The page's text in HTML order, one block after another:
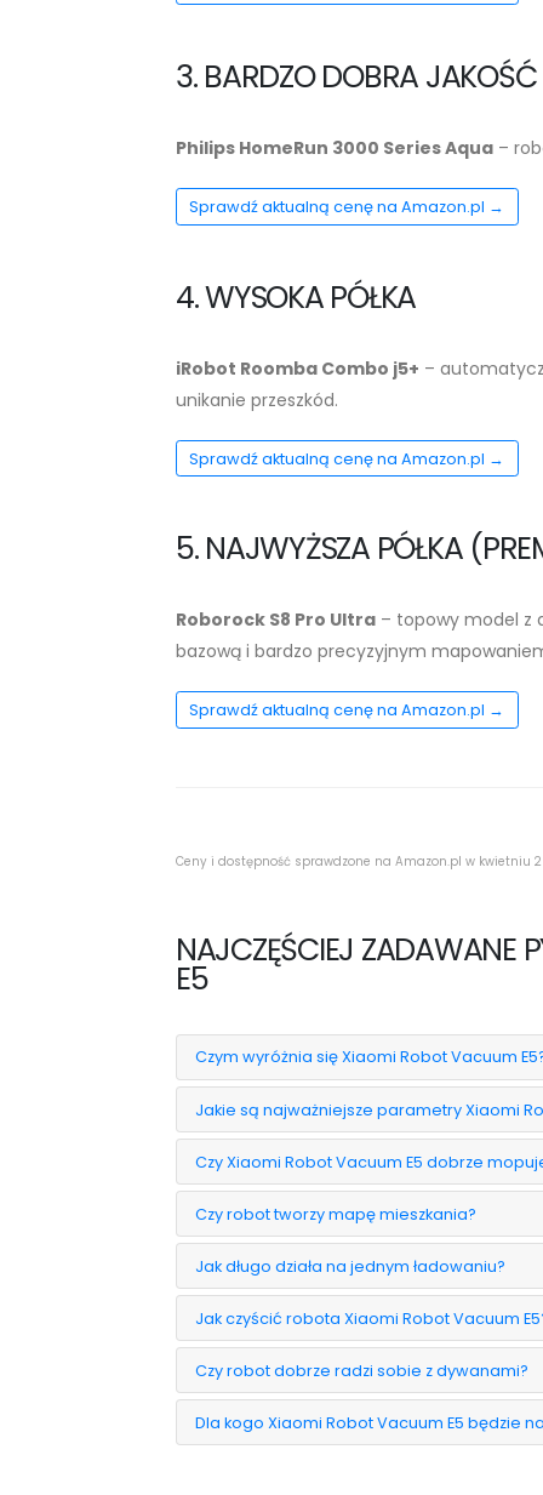
3. BARDZO DOBRA
Philips HomeRun 3000 Series Aqua –
Sprawdź aktualną cenę na Amazon.pl →
4. WYSOKA PÓŁKA
iRobot Roomba Combo j5+ –
unikanie przeszkód.
Sprawdź aktualną cenę na Amazon.pl →
5. NAJWYŻSZA PÓŁKA
Roborock S8 Pro Ultra – topowy model z
bazową i bardzo precyzyjnym
Sprawdź aktualną cenę na Amazon.pl →
Ceny i dostępność sprawdzone na Amazon.pl w kwietniu
NAJCZĘŚCIEJ ZADAWANE
E5
Czym wyróżnia się Xiaomi Robot Vacuum
Jakie są najważniejsze parametry Xiaomi
Czy Xiaomi Robot Vacuum E5 dobrze
Czy robot tworzy mapę mieszkania?
Jak długo działa na jednym ładowaniu?
Jak czyścić robota Xiaomi Robot Vacuum
Czy robot dobrze radzi sobie z dywanami?
Dla kogo Xiaomi Robot Vacuum E5 będzie